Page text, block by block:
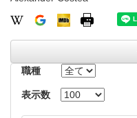
職種
表示数